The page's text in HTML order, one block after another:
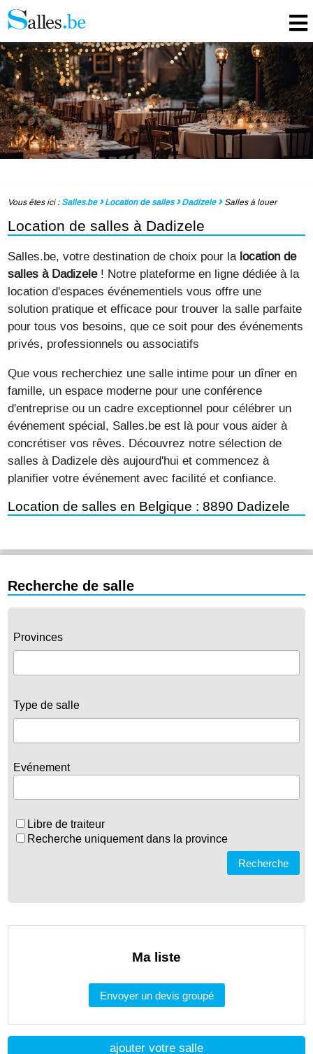
Vous êtes ici : Salles.be Location de salles Dadizele Salles à louer
Location de salles à Dadizele
Salles.be, votre destination de choix pour la location de
salles à Dadizele! Notre plateforme en ligne dédiée à la
location d'espaces événementiels vous offre une
solution pratique et efficace pour trouver la salle parfaite
pour tous vos besoins, que ce soit pour des événements
privés, professionnels ou associatifs
Que vous recherchiez une salle intime pour un dîner en
famille, un espace moderne pour une conférence
d'entreprise ou un cadre exceptionnel pour célébrer un
événement spécial, Salles.be est là pour vous aider à
concrétiser vos rêves. Découvrez notre sélection de
salles à Dadizele dès aujourd'hui et commencez à
planifier votre événement avec facilité et confiance.
Location de salles en Belgique : 8890 Dadizele
ajouter votre salle
Recherche de salle
Provinces
Type de salle
Evénement
Libre de traiteur
Recherche uniquement dans la province
Recherche
Ma liste
Envoyer un devis groupé